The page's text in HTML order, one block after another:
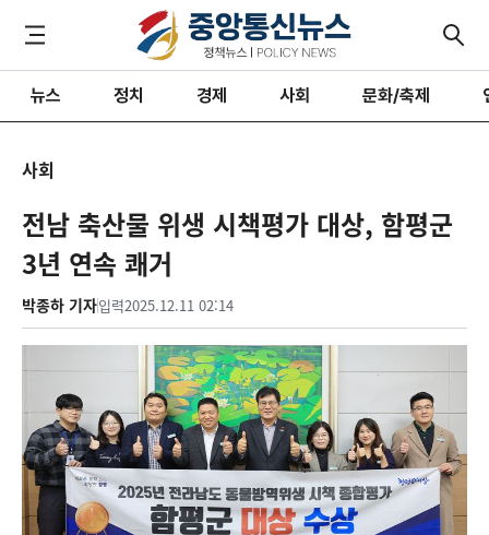
뉴스 정치 경제 사회 문화/축제
사회
전남 축산물 위생 시책평가 대상, 함평군
3년 연속 쾌거
박종하 기자입력2025.12.11 02:14